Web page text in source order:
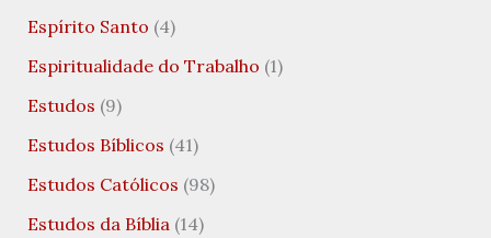
Espírito Santo (4)
Espiritualidade do Trabalho (1)
Estudos (9)
Estudos Bíblicos (41)
Estudos Católicos (98)
Estudos da Bíblia(14)